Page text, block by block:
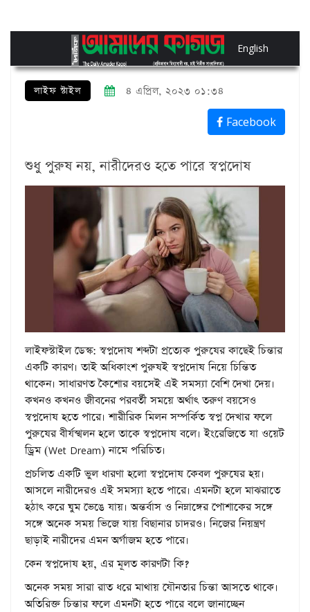
English
লাইফ স্টাইল ৪ এপ্রিল, ২০২৩ ০১:৩৪
Facebook
শুধু পুরুষ নয়, নারীদেরও হতে পারে স্বপ্নদোষ
লাইফস্টাইল ডেস্ক: স্বপ্নদোষ শব্দটা প্রত্যেক পুরুষের কাছেই চিন্তার
একটি কারণ। তাই অধিকাংশ পুরুষই স্বপ্নদোষ নিয়ে চিন্তিত
থাকেন। সাধারণত কৈশোর বয়সেই এই সমস্যা বেশি দেখা দেয়।
কখনও কখনও জীবনের পরবর্তী সময়ে অর্থাৎ তরুণ বয়সেও
স্বপ্নদোষ হতে পারে। শারীরিক মিলন সম্পর্কিত স্বপ্ন দেখার ফলে
পুরুষের বীর্যস্খলন হলে তাকে স্বপ্নদোষ বলে। ইংরেজিতে যা ওয়েট
ড্রিম (Wet Dream) নামে পরিচিত।
প্রচলিত একটি ভুল ধারণা হলো স্বপ্নদোষ কেবল পুরুষের হয়।
আসলে নারীদেরও এই সমস্যা হতে পারে। এমনটা হলে মাঝরাতে
হঠাৎ করে ঘুম ভেঙে যায়। অন্তর্বাস ও নিম্নাঙ্গের পোশাকের সঙ্গে
সঙ্গে অনেক সময় ভিজে যায় বিছানার চাদরও। নিজের নিয়ন্ত্রণ
ছাড়াই নারীদের এমন অর্গাজম হতে পারে।
কেন স্বপ্নদোষ হয়, এর মূলত কারণটা কি?
অনেক সময় সারা রাত ধরে মাথায় যৌনতার চিন্তা আসতে থাকে।
অতিরিক্ত চিন্তার ফলে এমনটা হতে পারে বলে জানাচ্ছেন